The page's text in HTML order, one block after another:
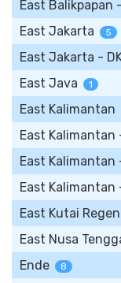
East Balikpapan
East Jakarta 5
East Jakarta -
East Java 1
East Kalimantan
East Kalimantan
East Kalimantan
East
East Kutai
East Nusa
Ende 8